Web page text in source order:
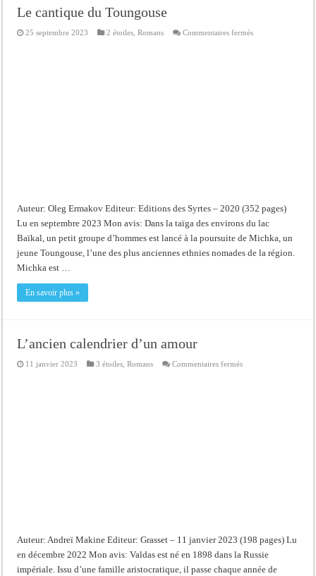
Le cantique du Toungouse
25 septembre 2023 2 étoiles ,Romans Commentaires ferméssur
Auteur: Oleg Ermakov Editeur: Editions des Syrtes – 2020 (352 pages)
Lu en septembre 2023 Mon avis: Dans la taïga des environs du lac
Baïkal, un petit groupe d’hommes est lancé à la poursuite de Michka, un
jeune Toungouse, l’une des plus anciennes ethnies nomades de la région.
Michka est …
En savoir plus »
L’ancien calendrier d’un amour
11 janvier 2023 3 étoiles ,Romans Commentaires ferméssur
Auteur: Andreï Makine Editeur: Grasset – 11 janvier 2023 (198 pages) Lu
en décembre 2022 Mon avis: Valdas est né en 1898 dans la Russie
impériale. Issu d’une famille aristocratique, il passe chaque année de